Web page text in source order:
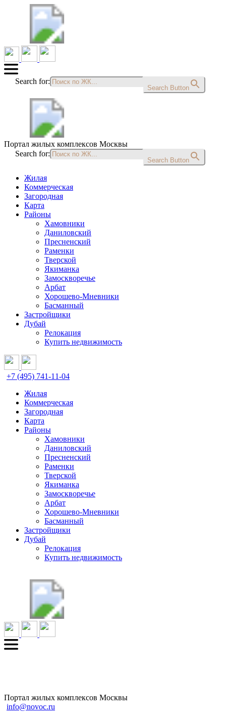
Search for:
Search Button
Портал жилых комплексов Москвы
Search for:
Search Button
Жилая
Коммерческая
Загородная
Карта
Районы
Хамовники
Даниловский
Пресненский
Раменки
Тверской
Якиманка
Замоскворечье
Арбат
Хорошево-Мневники
Басманный
Застройщики
Дубай
Релокация
Купить недвижимость
+7 (495) 741-11-04
Жилая
Коммерческая
Загородная
Карта
Районы
Хамовники
Даниловский
Пресненский
Раменки
Тверской
Якиманка
Замоскворечье
Арбат
Хорошево-Мневники
Басманный
Застройщики
Дубай
Релокация
Купить недвижимость
Портал жилых комплексов Москвы
info@novoc.ru